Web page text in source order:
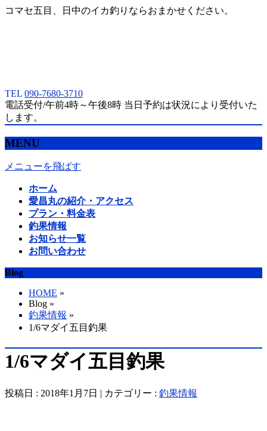
コマセ五目、日中のイカ釣りならおまかせください。
TEL 090-7680-3710
電話受付/午前4時～午後8時 当日予約は状況により受付いた
します。
MENU
メニューを飛ばす
ホーム
愛昌丸の紹介・アクセス
プラン・料金表
釣果情報
お知らせ一覧
お問い合わせ
Blog
HOME »
Blog »
釣果情報 »
1/6マダイ五目釣果
1/6マダイ五目釣果
投稿日 : 2018年1月7日 | カテゴリー : 釣果情報